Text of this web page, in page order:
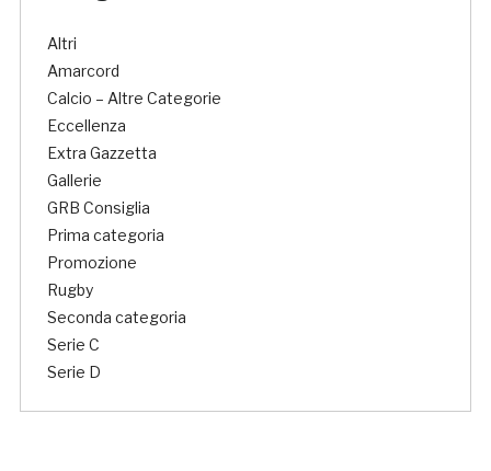
Altri
Amarcord
Calcio – Altre Categorie
Eccellenza
Extra Gazzetta
Gallerie
GRB Consiglia
Prima categoria
Promozione
Rugby
Seconda categoria
Serie C
Serie D